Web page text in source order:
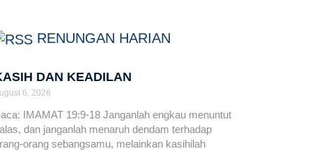
RENUNGAN HARIAN
DAN KEADILAN
6, 2026
IMAMAT 19:9-18 Janganlah engkau menuntut
dan janganlah menaruh dendam terhadap
orang sebangsamu, melainkan kasihilah